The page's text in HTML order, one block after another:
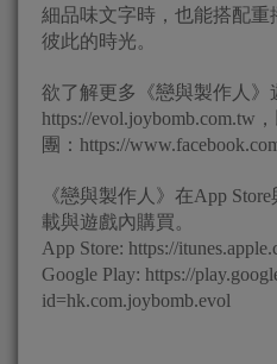
細品味文字時，也能搭配
彼此的時光。
欲了解更多《戀與製作人》
https://evol.joybomb.com.tw
團：https://
《戀與製作人》在App
載與遊戲內購買。
App Store: https://
Google Play: https://
id=hk.com.joybomb.evol